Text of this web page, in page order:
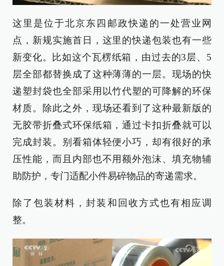
这里是位于北京东四邮政快递的一处营业网
点，新规实施首日，这里的快递包装也有一些
新变化。比如这个瓦楞纸箱，由过去的3层、5
层全部都替换成了这种薄薄的一层。现场的快
递塑封袋也全部采用以竹代塑的可降解的环保
材质。除此之外，现场还看到了这种最新版的
无胶带折叠式环保纸箱，通过卡扣折叠就可以
完成封装。别看箱体轻便小巧，却有很好的承
压性能，而且内部也不用额外泡沫、填充物辅
助防护，专门适配小件易碎物品的寄递需求。
除了包装材料，封装和回收方式也有相应调
整。